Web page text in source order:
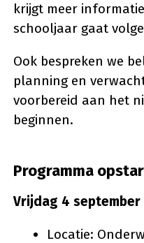
krijgt meer
schooljaar gaat
Ook bespreken we
planning en
voorbereid aan het
beginnen.
Programma
Vrijdag 4
Locatie: